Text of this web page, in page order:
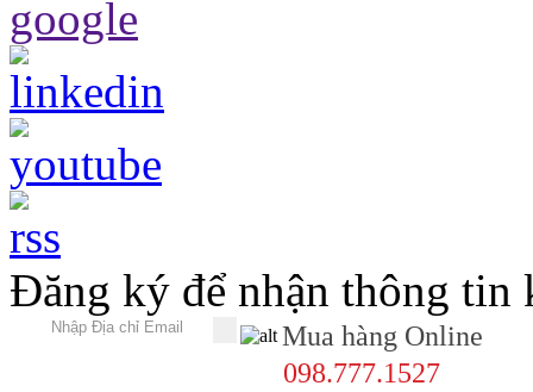
Đăng ký để nhận thông tin
Mua hàng Online
098.777.1527